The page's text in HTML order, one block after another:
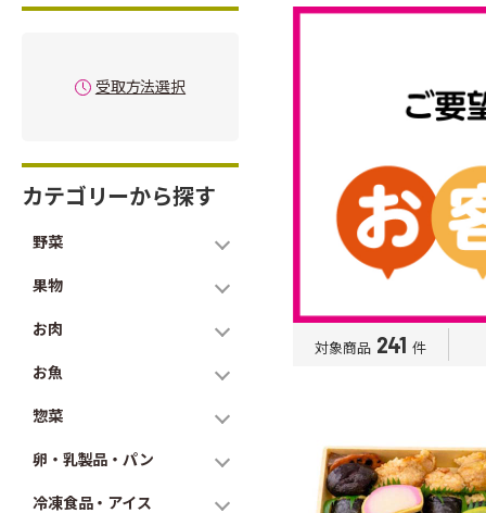
受取方法選択
カテゴリーから探す
野菜
果物
お肉
お魚
惣菜
卵・乳製品・パン
冷凍食品・アイス
対象商品 241 件